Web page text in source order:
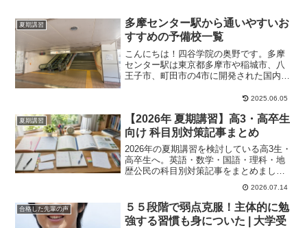
夏期講習
多摩センター駅から通いやすいお
すすめの予備校一覧
こんにちは！四谷学院の奥野です。多摩
センター駅は東京都多摩市や稲城市、八
王子市、町田市の4市に開発された国内最
2025.06.05
夏期講習
【2026年 夏期講習】高3・高卒生
向け 科目別対策記事まとめ
2026年の夏期講習を検討している高3生・
高卒生へ。英語・数学・国語・理科・地
歴公民の科目別対策記事をまとめまし
た。苦手科目の克服や得点力アップに役
立つ講座活用法を紹介します。
2026.07.14
合格した先輩の声
５５段階で弱点克服！主体的に勉
強する習慣も身についた | 大学受